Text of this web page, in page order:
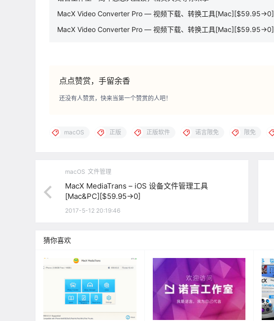
MacX Video Converter Pro — 视频下载、转换工具[Mac][$59.95→0]
MacX Video Converter Pro — 视频下载、转换工具[Mac][$59.95→0]
点点赞赏，手留余香
还没有人赞赏，快来当第一个赞赏的人吧！
macOS 正版 正版软件 诺言限免 限免
macOS 文件管理
MacX MediaTrans – iOS 设备文件管理工具
[Mac&PC][$59.95→0]
2017-5-12 20:19:46
猜你喜欢